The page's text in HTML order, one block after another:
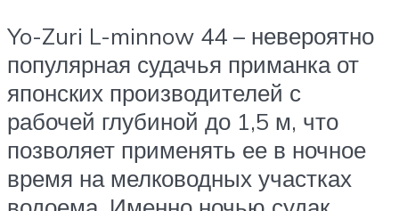
Yo-Zuri L-minnow 44 – невероятно
популярная судачья приманка от
японских производителей с
рабочей глубиной до 1,5 м, что
позволяет применять ее в ночное
время на мелководных участках